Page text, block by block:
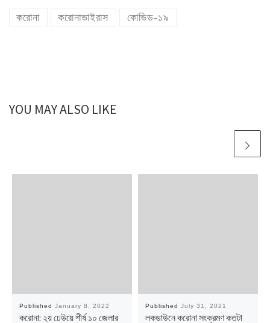
করোনা করোনাভাইরাস কোভিড-১৯
YOU MAY ALSO LIKE
Published January 8, 2022
করোনা: ২য় ঢেউয়ে শীর্ষ ১০ জেলার
Published July 31, 2021
লকডাউনে করোনা সংক্রমণ কতটা